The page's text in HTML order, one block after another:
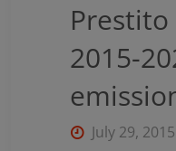
Prestito
2015-
July 29, 2015